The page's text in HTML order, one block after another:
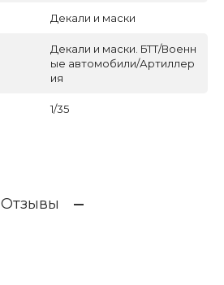
Декали и маски
Декали и маски. БТТ/Военн
ые автомобили/Артиллер
ия
1/35
Отзывы